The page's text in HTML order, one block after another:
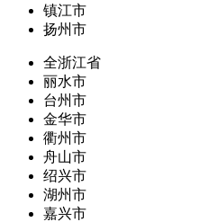
镇江市
扬州市
全浙江省
丽水市
台州市
金华市
衢州市
舟山市
绍兴市
湖州市
嘉兴市